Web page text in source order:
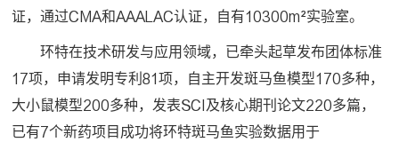
证，通过CMA和AAALAC认证，自有10300m²实验室。
环特在技术研发与应用领域，已牵头起草发布团体标准
17项，申请发明专利81项，自主开发斑马鱼模型170多种，
大小鼠模型200多种，发表SCI及核心期刊论文220多篇，
已有7个新药项目成功将环特斑马鱼实验数据用于